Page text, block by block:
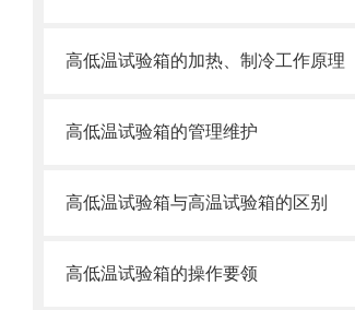
高低温试验箱的加热、制冷工作原理
高低温试验箱的管理维护
高低温试验箱与高温试验箱的区别
高低温试验箱的操作要领